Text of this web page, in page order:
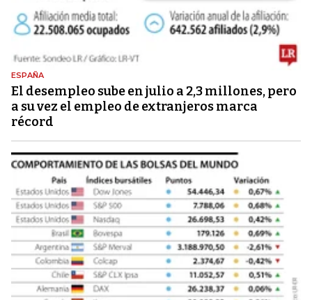
ESPAÑA
El desempleo sube en julio a 2,3 millones, pero
a su vez el empleo de extranjeros marca
récord